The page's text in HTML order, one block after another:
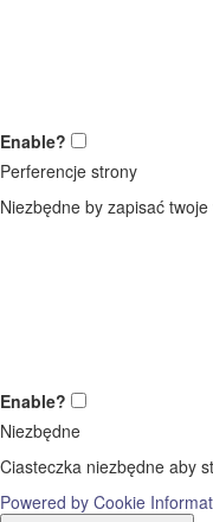
Enable?
Perferencje strony
Niezbędne by zapisać
Enable?
Niezbędne
Ciasteczka niezbędne aby
Powered by Cookie